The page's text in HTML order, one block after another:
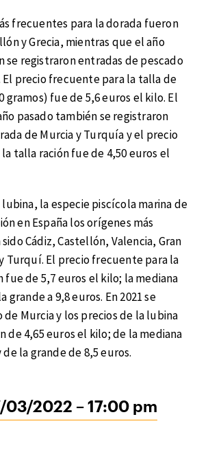
frecuentes para la dorada fueron
y Grecia, mientras que el año
se registraron entradas de pescado
precio frecuente para la talla de
gramos) fue de 5,6 euros el kilo. El
pasado también se registraron
de Murcia y Turquía y el precio
talla ración fue de 4,50 euros el
lubina, la especie piscícola marina de
en España los orígenes más
Cádiz, Castellón, Valencia, Gran
Turquí. El precio frecuente para la
fue de 5,7 euros el kilo; la mediana
grande a 9,8 euros. En 2021 se
de Murcia y los precios de la lubina
de 4,65 euros el kilo; de la mediana
de la grande de 8,5 euros.
03/2022 – 17:00 pm